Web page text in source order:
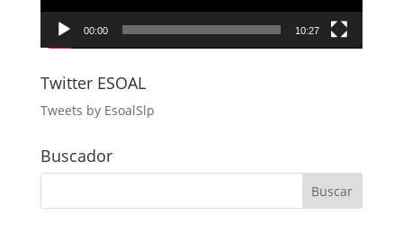
00:00 10:27
Twitter ESOAL
Tweets by EsoalSlp
Buscador